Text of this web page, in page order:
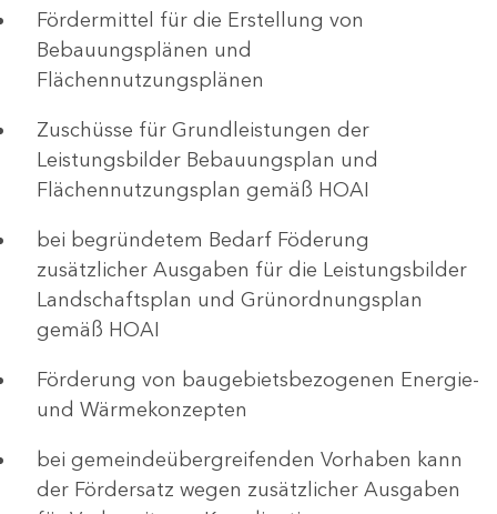
Fördermittel für die Erstellung von
Bebauungsplänen und
Flächennutzungsplänen
Zuschüsse für Grundleistungen der
Leistungsbilder Bebauungsplan und
Flächennutzungsplan gemäß HOAI
bei begründetem Bedarf Föderung
zusätzlicher Ausgaben für die Leistungsbilder
Landschaftsplan und Grünordnungsplan
gemäß HOAI
Förderung von baugebietsbezogenen Energie-
und Wärmekonzepten
bei gemeindeübergreifenden Vorhaben kann
der Fördersatz wegen zusätzlicher Ausgaben